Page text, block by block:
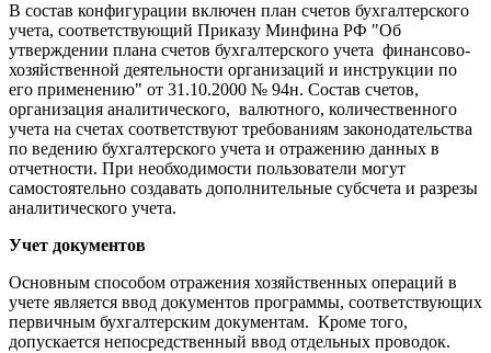
В состав конфигурации включен план счетов бухгалтерского
учета, соответствующий Приказу Минфина РФ "Об
утверждении плана счетов бухгалтерского учета финансово-
хозяйственной деятельности организаций и инструкции по
его применению" от 31.10.2000 № 94н. Состав счетов,
организация аналитического, валютного, количественного
учета на счетах соответствуют требованиям законодательства
по ведению бухгалтерского учета и отражению данных в
отчетности. При необходимости пользователи могут
самостоятельно создавать дополнительные субсчета и разрезы
аналитического учета.
Учет документов
Основным способом отражения хозяйственных операций в
учете является ввод документов программы, соответствующих
первичным бухгалтерским документам. Кроме того,
допускается непосредственный ввод отдельных проводок.